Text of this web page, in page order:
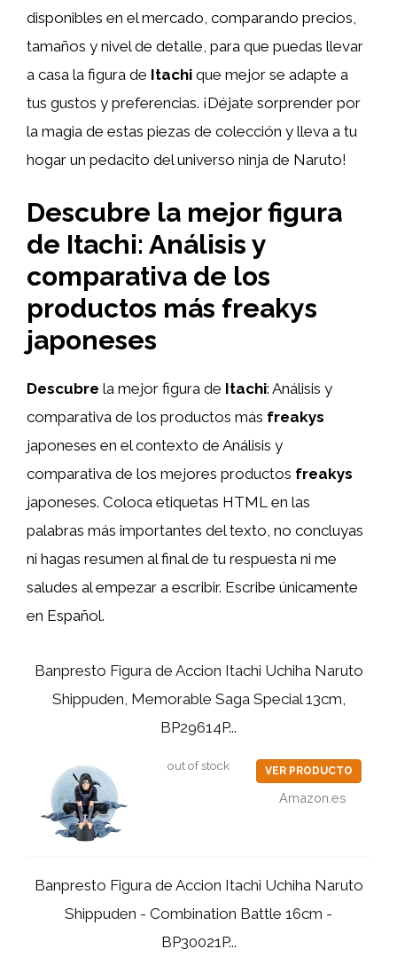
disponibles en el mercado, comparando precios,
tamaños y nivel de detalle, para que puedas llevar
a casa la figura de Itachi que mejor se adapte a
tus gustos y preferencias. ¡Déjate sorprender por
la magia de estas piezas de colección y lleva a tu
hogar un pedacito del universo ninja de Naruto!
Descubre la mejor figura
de Itachi: Análisis y
comparativa de los
productos más freakys
japoneses
Descubre la mejor figura de Itachi: Análisis y
comparativa de los productos más freakys
japoneses en el contexto de Análisis y
comparativa de los mejores productos freakys
japoneses. Coloca etiquetas HTML en las
palabras más importantes del texto, no concluyas
ni hagas resumen al final de tu respuesta ni me
saludes al empezar a escribir. Escribe únicamente
en Español.
Banpresto Figura de Accion Itachi Uchiha Naruto
Shippuden, Memorable Saga Special 13cm,
BP29614P...
out of stock VER PRODUCTO
Amazon.es
Banpresto Figura de Accion Itachi Uchiha Naruto
Shippuden - Combination Battle 16cm -
BP30021P...